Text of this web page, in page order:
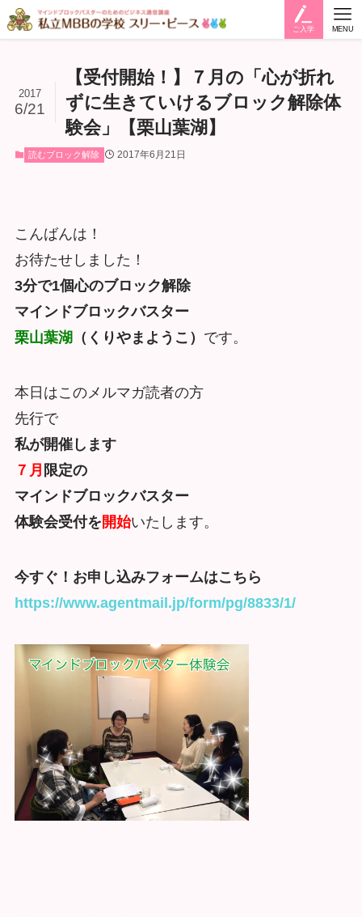
ご入学 MENU
【受付開始！】７月の「心が折れ
ずに生きていけるブロック解除体
験会」【栗山葉湖】
2017
6/21
読むブロック解除 2017年6月21日
こんばんは！
お待たせしました！
3分で1個心のブロック解除
マインドブロックバスター
栗山葉湖 （くりやまようこ） です。
本日はこのメルマガ読者の方
先行で
私が開催します
７月 限定の
マインドブロックバスター
体験会受付を 開始いたします。
今すぐ！お申し込みフォームはこちら
https://www.agentmail.jp/form/pg/8833/1/